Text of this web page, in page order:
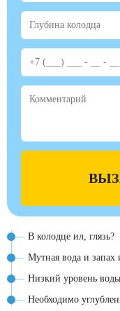
В колодце ил, глязь?
Мутная вода и запах
Низкий уровень
Необходимо